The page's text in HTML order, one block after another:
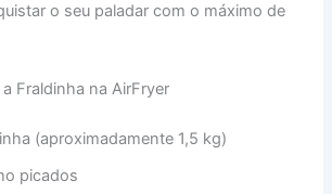
o seu paladar com o máximo de
Fraldinha na AirFryer
(aproximadamente 1,5 kg)
picados